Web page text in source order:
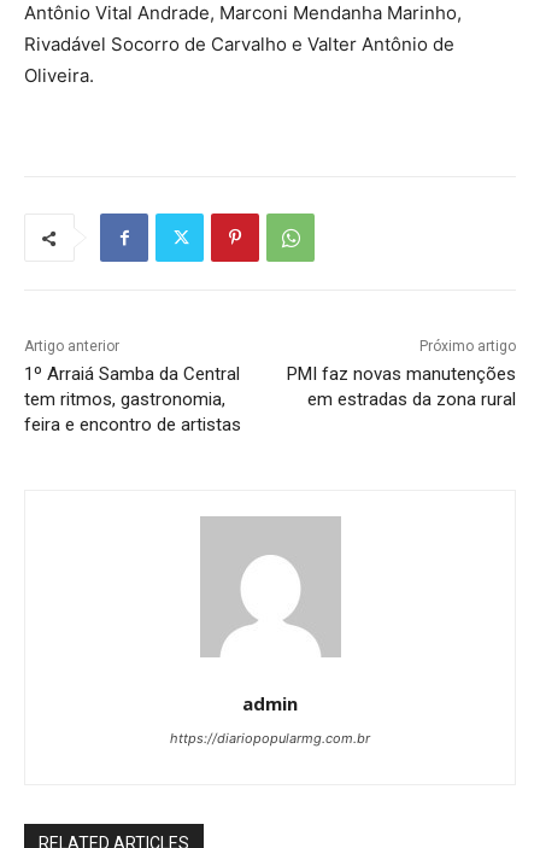
Antônio Vital Andrade, Marconi Mendanha Marinho,
Rivadável Socorro de Carvalho e Valter Antônio de
Oliveira.
Artigo anterior
1º Arraiá Samba da Central
tem ritmos, gastronomia,
feira e encontro de artistas
Próximo artigo
PMI faz novas manutenções
em estradas da zona rural
admin
https://diariopopularmg.com.br
RELATED ARTICLES